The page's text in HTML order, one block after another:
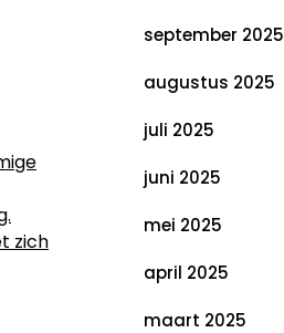
zich
september 2025
augustus 2025
juli 2025
juni 2025
mei 2025
april 2025
maart 2025